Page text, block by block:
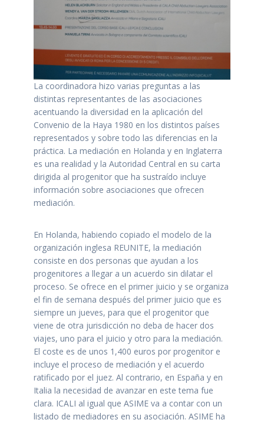
La coordinadora hizo varias preguntas a las
distintas representantes de las asociaciones
acentuando la diversidad en la aplicación del
Convenio de la Haya 1980 en los distintos países
representados y sobre todo las diferencias en la
práctica. La mediación en Holanda y en Inglaterra
es una realidad y la Autoridad Central en su carta
dirigida al progenitor que ha sustraído incluye
información sobre asociaciones que ofrecen
mediación.
En Holanda, habiendo copiado el modelo de la
organización inglesa REUNITE, la mediación
consiste en dos personas que ayudan a los
progenitores a llegar a un acuerdo sin dilatar el
proceso. Se ofrece en el primer juicio y se organiza
el fin de semana después del primer juicio que es
siempre un jueves, para que el progenitor que
viene de otra jurisdicción no deba de hacer dos
viajes, uno para el juicio y otro para la mediación.
El coste es de unos 1,400 euros por progenitor e
incluye el proceso de mediación y el acuerdo
ratificado por el juez. Al contrario, en España y en
Italia la necesidad de avanzar en este tema fue
clara. ICALI al igual que ASIME va a contar con un
listado de mediadores en su asociación. ASIME ha